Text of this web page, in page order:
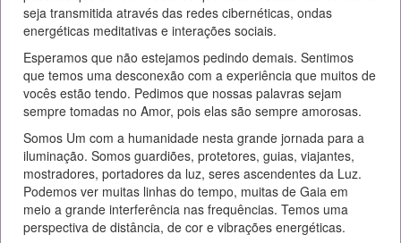
seja transmitida através das redes cibernéticas, ondas
energéticas meditativas e interações sociais.
Esperamos que não estejamos pedindo demais. Sentimos
que temos uma desconexão com a experiência que muitos de
vocês estão tendo. Pedimos que nossas palavras sejam
sempre tomadas no Amor, pois elas são sempre amorosas.
Somos Um com a humanidade nesta grande jornada para a
iluminação. Somos guardiões, protetores, guias, viajantes,
mostradores, portadores da luz, seres ascendentes da Luz.
Podemos ver muitas linhas do tempo, muitas de Gaia em
meio a grande interferência nas frequências. Temos uma
perspectiva de distância, de cor e vibrações energéticas.